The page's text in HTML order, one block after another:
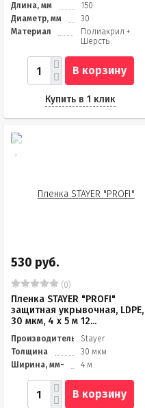
Длина, мм
150
Диаметр, мм
30
Материал
Полиакрил +
Шерсть
В корзину
Купить в 1 клик
530 руб.
(0)
Пленка STAYER "PROFI"
защитная укрывочная, LDPE,
30 мкм, 4 х 5 м 12...
Производитель
Stayer
Толщина
30 мкм
Ширина, мм-
4 м
В корзину